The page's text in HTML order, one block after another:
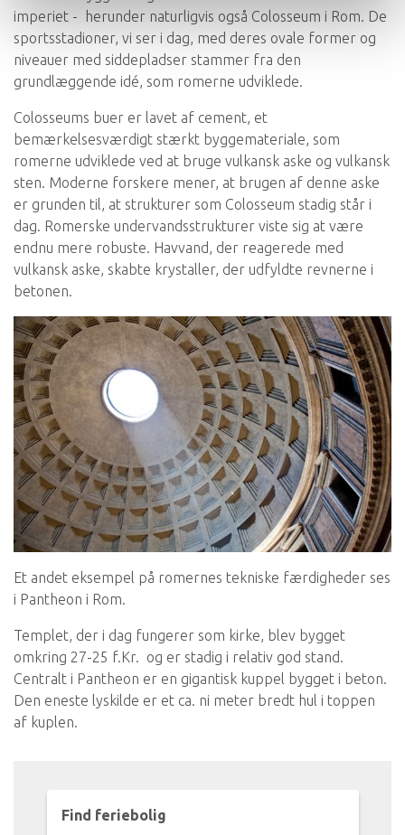
imperiet - herunder naturligvis også Colosseum i Rom. De
sportsstadioner, vi ser i dag, med deres ovale former og
niveauer med siddepladser stammer fra den
grundlæggende idé, som romerne udviklede.
Colosseums buer er lavet af cement, et
bemærkelsesværdigt stærkt byggemateriale, som
romerne udviklede ved at bruge vulkansk aske og vulkansk
sten. Moderne forskere mener, at brugen af ​​denne aske
er grunden til, at strukturer som Colosseum stadig står i
dag. Romerske undervandsstrukturer viste sig at være
endnu mere robuste. Havvand, der reagerede med
vulkansk aske, skabte krystaller, der udfyldte revnerne i
betonen.
Et andet eksempel på romernes tekniske færdigheder ses
i Pantheon i Rom.
Templet, der i dag fungerer som kirke, blev bygget
omkring 27-25 f.Kr. og er stadig i relativ god stand.
Centralt i Pantheon er en gigantisk kuppel bygget i beton.
Den eneste lyskilde er et ca. ni meter bredt hul i toppen
af kuplen.
Find feriebolig